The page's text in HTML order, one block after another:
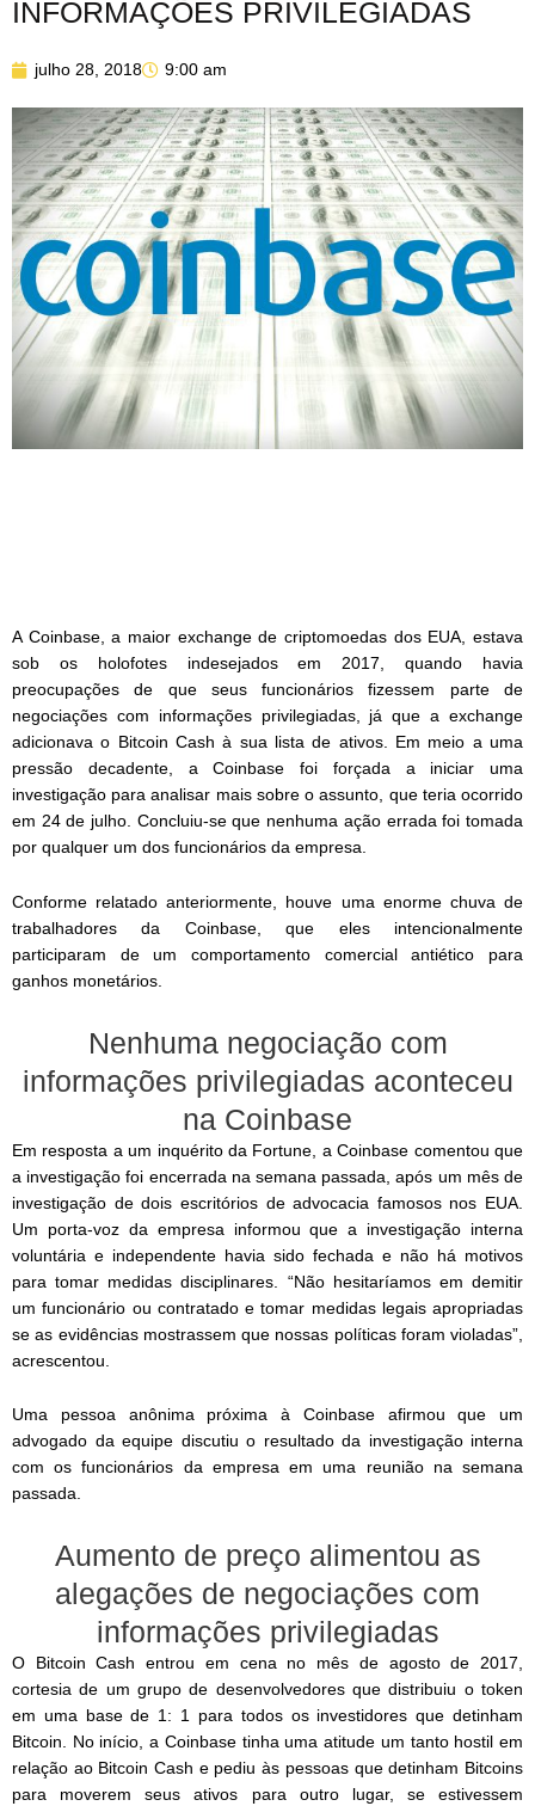
INFORMAÇÕES PRIVILEGIADAS
julho 28, 2018 9:00 am
A Coinbase, a maior exchange de criptomoedas dos EUA, estava
sob os holofotes indesejados em 2017, quando havia
preocupações de que seus funcionários fizessem parte de
negociações com informações privilegiadas, já que a exchange
adicionava o Bitcoin Cash à sua lista de ativos. Em meio a uma
pressão decadente, a Coinbase foi forçada a iniciar uma
investigação para analisar mais sobre o assunto, que teria ocorrido
em 24 de julho. Concluiu-se que nenhuma ação errada foi tomada
por qualquer um dos funcionários da empresa.
Conforme relatado anteriormente, houve uma enorme chuva de
trabalhadores da Coinbase, que eles intencionalmente
participaram de um comportamento comercial antiético para
ganhos monetários.
Nenhuma negociação com
informações privilegiadas aconteceu
na Coinbase
Em resposta a um inquérito da Fortune, a Coinbase comentou que
a investigação foi encerrada na semana passada, após um mês de
investigação de dois escritórios de advocacia famosos nos EUA.
Um porta-voz da empresa informou que a investigação interna
voluntária e independente havia sido fechada e não há motivos
para tomar medidas disciplinares. “Não hesitaríamos em demitir
um funcionário ou contratado e tomar medidas legais apropriadas
se as evidências mostrassem que nossas políticas foram violadas”,
acrescentou.
Uma pessoa anônima próxima à Coinbase afirmou que um
advogado da equipe discutiu o resultado da investigação interna
com os funcionários da empresa em uma reunião na semana
passada.
Aumento de preço alimentou as
alegações de negociações com
informações privilegiadas
O Bitcoin Cash entrou em cena no mês de agosto de 2017,
cortesia de um grupo de desenvolvedores que distribuiu o token
em uma base de 1: 1 para todos os investidores que detinham
Bitcoin. No início, a Coinbase tinha uma atitude um tanto hostil em
relação ao Bitcoin Cash e pediu às pessoas que detinham Bitcoins
para moverem seus ativos para outro lugar, se estivessem